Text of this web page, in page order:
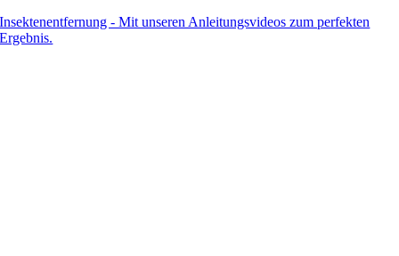
Insektenentfernung - Mit unseren Anleitungsvideos zum perfekten
Ergebnis.